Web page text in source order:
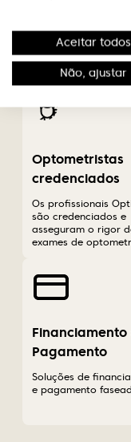
visual
Optometristas
credenciados
Os profissionais
são credenciados e
asseguram o rigor
exames de
Financiamento
Pagamento
Soluções de
e pagamento
Aceitar todos
Não, ajustar